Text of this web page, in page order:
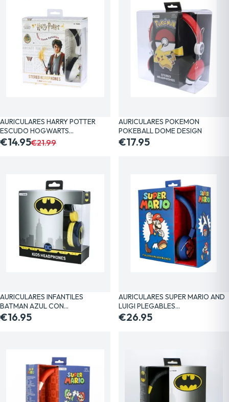
AURICULARES HARRY POTTER
ESCUDO HOGWARTS…
€14.95€21.99
AURICULARES POKEMON
POKEBALL DOME DESIGN
€17.95
AURICULARES INFANTILES
BATMAN AZUL CON…
€16.95
AURICULARES SUPER MARIO AND
LUIGI PLEGABLES…
€26.95